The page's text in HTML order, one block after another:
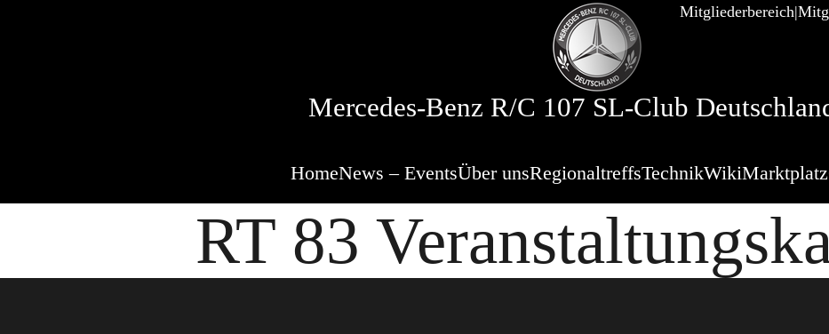
Mitgliederbereich
Mercedes-Benz R/C 107 SL-Club
HomeNews – EventsÜber unsRegionaltreffsTechnikWikiMarktplatz
RT 83